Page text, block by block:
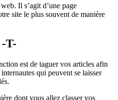
Il s’agit d’une page
site le plus souvent de manière
-T-
est de taguer vos articles afin
qui peuvent se laisser
dont vous allez classer vos